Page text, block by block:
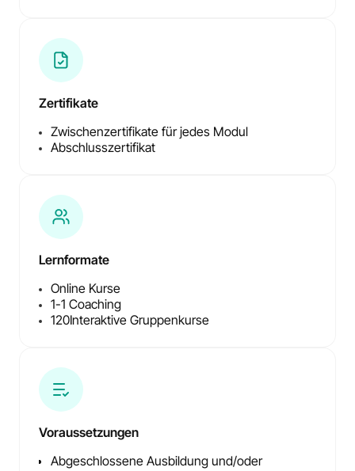
Zertifikate
Zwischenzertifikate für jedes Modul
Abschlusszertifikat
Lernformate
Online Kurse
1-1 Coaching
120Interaktive Gruppenkurse
Voraussetzungen
Abgeschlossene Ausbildung und/oder